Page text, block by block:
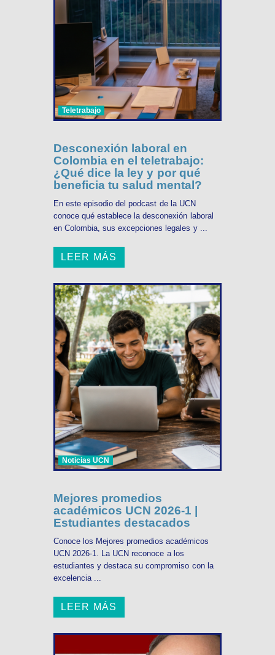
Teletrabajo
Desconexión laboral en
Colombia en el teletrabajo:
¿Qué dice la ley y por qué
beneficia tu salud mental?
En este episodio del podcast de la UCN
conoce qué establece la desconexión laboral
en Colombia, sus excepciones legales y ...
LEER MÁS
Noticias UCN
Mejores promedios
académicos UCN 2026-1 |
Estudiantes destacados
Conoce los Mejores promedios académicos
UCN 2026-1. La UCN reconoce a los
estudiantes y destaca su compromiso con la
excelencia ...
LEER MÁS